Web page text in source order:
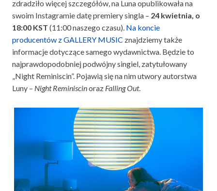
zdradziło więcej szczegółów, na Luna opublikowała na
swoim Instagramie datę premiery singla – 24 kwietnia, o
18:00 KST (11:00 naszego czasu). Na koncie
producentów z GALLERY MUSIC znajdziemy także
informacje dotyczące samego wydawnictwa. Będzie to
najprawdopodobniej podwójny singiel, zatytułowany
„Night Reminiscin”. Pojawią się na nim utwory autorstwa
Luny – Night Reminiscinoraz Falling Out.